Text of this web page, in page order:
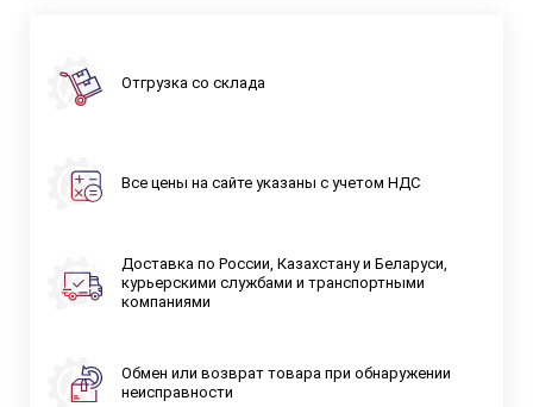
Отгрузка со склада
Все цены на сайте указаны с учетом НДС
Доставка по России, Казахстану и Беларуси,
курьерскими службами и транспортными
компаниями
Обмен или возврат товара при обнаружении
неисправности